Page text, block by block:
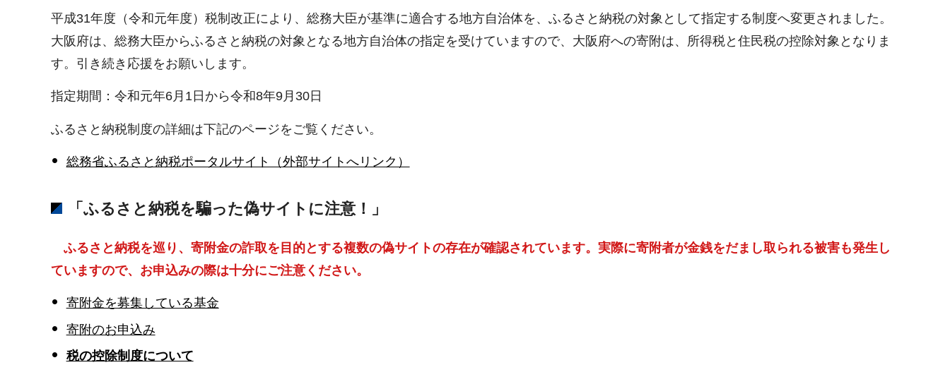
平成31年度（令和元年度）税制改正により、総務大臣が基準に適合する地方自治体を、ふるさと納税の対象として指定する制度へ変更されました。
大阪府は、総務大臣からふるさと納税の対象となる地方自治体の指定を受けていますので、大阪府への寄附は、所得税と住民税の控除対象となりま
す。引き続き応援をお願いします。
指定期間：令和元年6月1日から令和8年9月30日
ふるさと納税制度の詳細は下記のページをご覧ください。
総務省ふるさと納税ポータルサイト（外部サイトへリンク）
「ふるさと納税を騙った偽サイトに注意！」
ふるさと納税を巡り、寄附金の詐取を目的とする複数の偽サイトの存在が確認されています。実際に寄附者が金銭をだまし取られる被害も発生し
ていますので、お申込みの際は十分にご注意ください。
寄附金を募集している基金
寄附のお申込み
税の控除制度について